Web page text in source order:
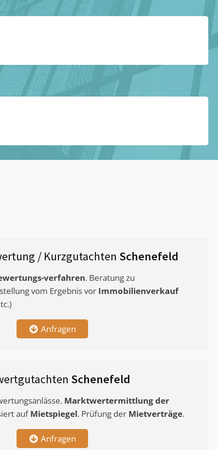
/ Kurzgutachten Schenefeld
verfahren. Beratung zu
vom Ergebnis vor Immobilienverkauf
Anfragen
Schenefeld
Marktwertermittlungder
aufMietspiegel. Prüfung der Mietverträge.
Anfragen